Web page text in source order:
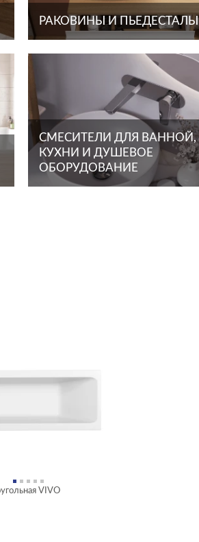
РАКОВИНЫ И ПЬЕДЕСТАЛЫ
СМЕСИТЕЛИ ДЛЯ ВАННОЙ,
КУХНИ И ДУШЕВОЕ
ОБОРУДОВАНИЕ
VIVO